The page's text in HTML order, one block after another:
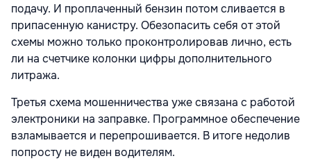
подачу. И проплаченный бензин потом сливается в
припасенную канистру. Обезопасить себя от этой
схемы можно только проконтролировав лично, есть
ли на счетчике колонки цифры дополнительного
литража.
Третья схема мошенничества уже связана с работой
электроники на заправке. Программное обеспечение
взламывается и перепрошивается. В итоге недолив
попросту не виден водителям.